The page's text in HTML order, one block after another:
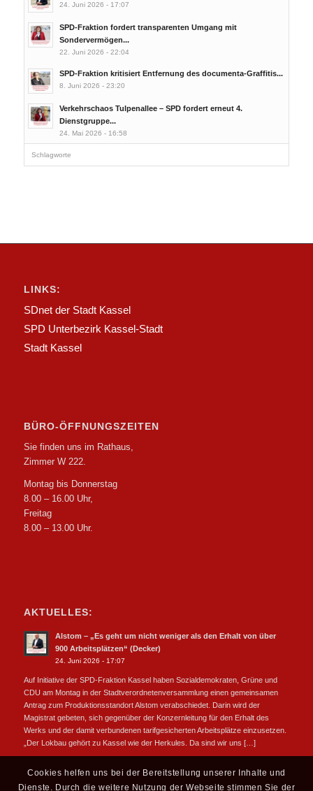
24. Juni 2026 - 17:07
SPD-Fraktion fordert transparenten Umgang mit
Sondervermögen...
22. Juni 2026 - 22:04
SPD-Fraktion kritisiert Entfernung des documenta-Graffitis...
8. Juni 2026 - 23:20
Verkehrschaos Tulpenallee – SPD fordert erneut 4.
Dienstgruppe...
24. Mai 2026 - 16:58
Schlagworte
LINKS:
SDnet der Stadt Kassel
SPD Unterbezirk Kassel-Stadt
Stadt Kassel
BÜRO-ÖFFNUNGSZEITEN
Sie finden uns im Rathaus,
Zimmer W 222.
Montag bis Donnerstag
8.00 – 16.00 Uhr,
Freitag
8.00 – 13.00 Uhr.
AKTUELLES:
Alstom – „Es geht um nicht weniger als den Erhalt von über
900 Arbeitsplätzen“ (Decker)
24. Juni 2026 - 17:07
Auf Initiative der SPD-Fraktion Kassel haben Sozialdemokraten, Grüne und
CDU am Montag in der Stadtverordnetenversammlung einen gemeinsamen
Antrag zum Produktionsstandort Alstom verabschiedet. Darin wird der
Magistrat gebeten, sich gegenüber der Konzernleitung für den Erhalt des
Werks und der damit verbundenen tarifgesicherten Arbeitsplätze einzusetzen.
„Der Lokbau gehört zu Kassel wie der Herkules. Da sind wir uns […]
Cookies helfen uns bei der Bereitstellung unserer Inhalte und
Dienste. Durch die weitere Nutzung der Webseite stimmen Sie der